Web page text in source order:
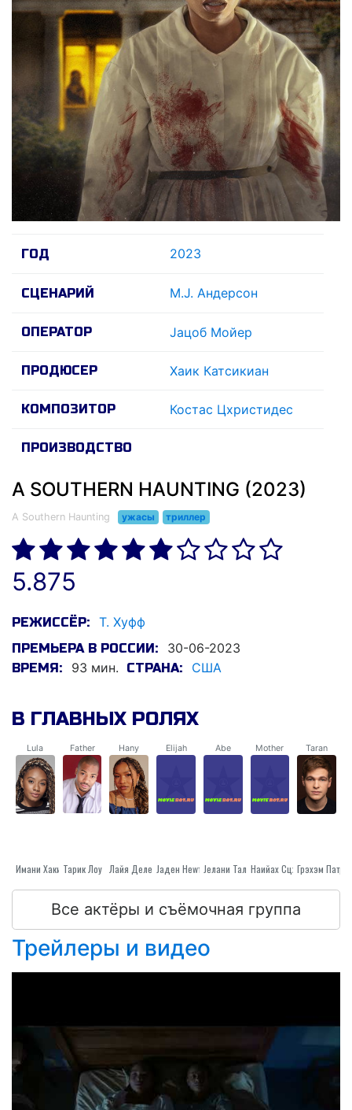
ГОД 2023
СЦЕНАРИЙ М.J. Андерсон
ОПЕРАТОР Jацоб Мойер
ПРОДЮСЕР Хаик Катсикиан
КОМПОЗИТОР Костас Цхристидес
ПРОИЗВОДСТВО
A SOUTHERN HAUNTING (2023)
A Southern Haunting ужасы триллер
5.875
РЕЖИССЁР: Т. Хуфф
ПРЕМЬЕРА В РОССИИ: 30-06-2023
ВРЕМЯ: 93 мин. СТРАНА: США
В ГЛАВНЫХ РОЛЯХ
Lula
Имани Хаким
Father
Тарик Лоу
Hany
Лайя Делеон Хэйес
Elijah
Jаден Неwтон
Abe
Jелани Талиб
Mother
Наийах Сцхаифе
Taran
Все актёры и съёмочная группа
Трейлеры и видео